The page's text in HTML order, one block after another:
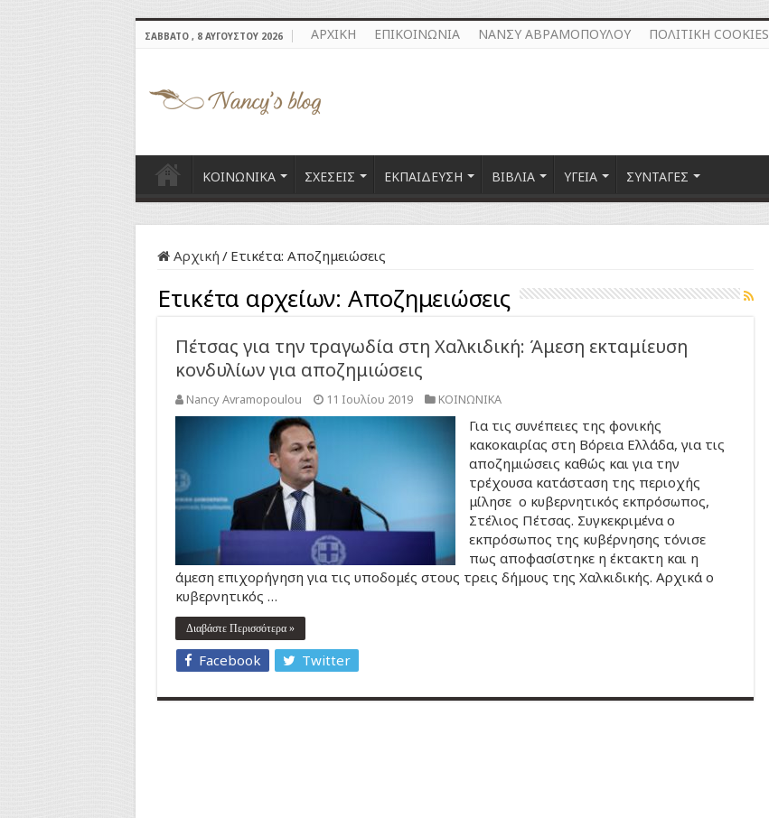
ΣΆΒΒΑΤΟ , 8 ΑΥΓΟΎΣΤΟΥ 2026 ΑΡΧΙΚΗ ΕΠΙΚΟΙΝΩΝΙΑ ΝΑΝΣΥ ΑΒΡΑΜΟΠΟΥΛΟΥ ΠΟΛΙΤΙΚΗ COOKIES
ΚΟΙΝΩΝΙΚΑ ΣΧΕΣΕΙΣ ΕΚΠΑΙΔΕΥΣΗ ΒΙΒΛΙΑ ΥΓΕΙΑ ΣΥΝΤΑΓΕΣ
Αρχική / Ετικέτα: Αποζημειώσεις
Ετικέτα αρχείων: Αποζημειώσεις
Πέτσας για την τραγωδία στη Χαλκιδική: Άμεση εκταμίευση
κονδυλίων για αποζημιώσεις
Nancy Avramopoulou 11 Ιουλίου 2019 ΚΟΙΝΩΝΙΚΑ
Για τις συνέπειες της φονικής
κακοκαιρίας στη Βόρεια Ελλάδα, για τις
αποζημιώσεις καθώς και για την
τρέχουσα κατάσταση της περιοχής
μίλησε ο κυβερνητικός εκπρόσωπος,
Στέλιος Πέτσας. Συγκεκριμένα ο
εκπρόσωπος της κυβέρνησης τόνισε
πως αποφασίστηκε η έκτακτη και η
άμεση επιχορήγηση για τις υποδομές στους τρεις δήμους της Χαλκιδικής. Αρχικά ο
κυβερνητικός …
Διαβάστε Περισσότερα »
Facebook Twitter